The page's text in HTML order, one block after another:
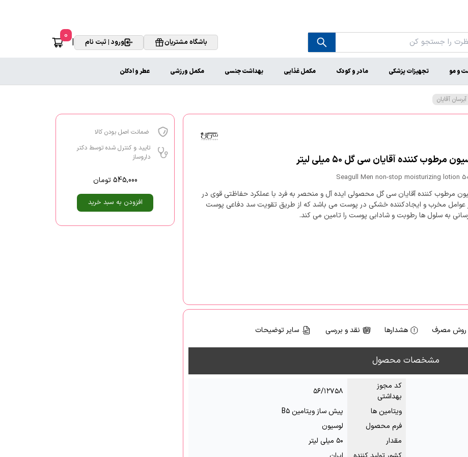
باشگاه مشتریان ورود | ثبت نام |
0
و مو تجهیزات پزشکی مادر و کودک مکمل غذایی بهداشت جنسی مکمل ورزشی عطر و ادکلن
آقایان
مرطوب کننده آقایان سی گل ۵۰ میلی لیتر
Seagull Men non-stop moisturizing lotion
مرطوب کننده آقایان سی گل محصولی ایده آل و منحصر به فرد با عملکرد حفاظتی قوی در
عوامل مخرب و ایجادکننده خشکی در پوست می باشد که از طریق تقویت سد دفاعی پوست
به سلول ها رطوبت و شادابی پوست را تامین می کند.
روش مصرف هشدارها نقد و بررسی سایر توضیحات
مشخصات محصول
کد مجوز
بهداشتی
۵۶/۱۲۷۵۸
ویتامین ها
پیش ساز ویتامین B۵
فرم محصول
لوسیون
مقدار
۵۰ میلی لیتر
ضمانت اصل بودن کالا
تایید و کنترل شده توسط دکتر
داروساز
545,000 تومان
افزودن به سبد خرید